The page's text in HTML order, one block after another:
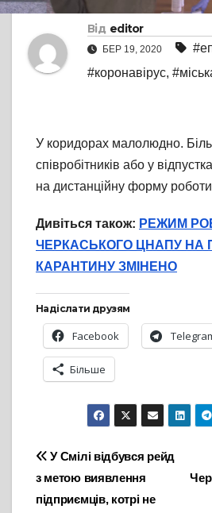
Від editor
БЕР 19, 2020
#коронавірус,
У коридорах малолюдно.
співробітників або у
на дистанційну форму
Дивіться також: РЕЖИМ
ЧЕРКАСЬКОГО ЦНАПУ НА
КАРАНТИНУ ЗМІНЕНО
Надіслати друзям
Facebook
Більше
Навігація
записів
У Смілі відбувся рейд
з метою виявлення
підприємців, котрі не